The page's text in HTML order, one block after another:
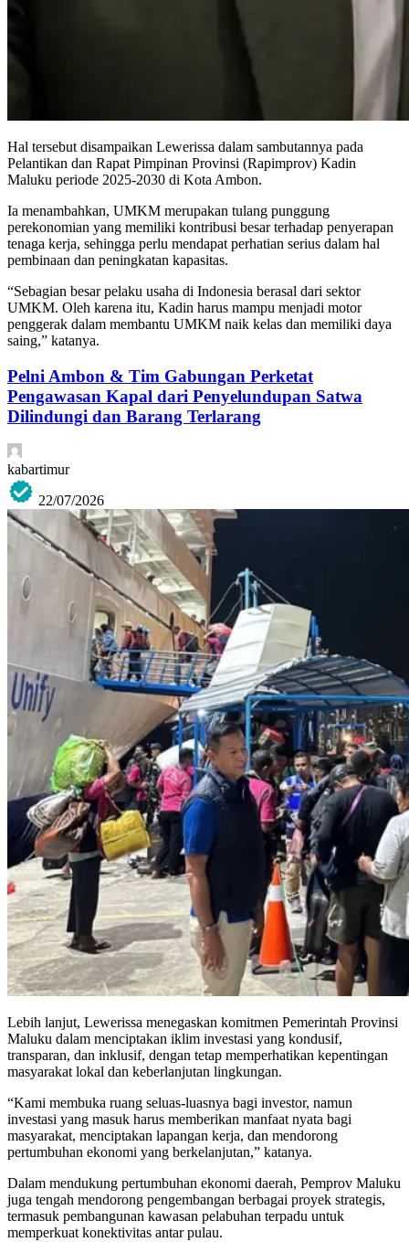
Hal tersebut disampaikan Lewerissa dalam sambutannya pada
Pelantikan dan Rapat Pimpinan Provinsi (Rapimprov) Kadin
Maluku periode 2025-2030 di Kota Ambon.
Ia menambahkan, UMKM merupakan tulang punggung
perekonomian yang memiliki kontribusi besar terhadap penyerapan
tenaga kerja, sehingga perlu mendapat perhatian serius dalam hal
pembinaan dan peningkatan kapasitas.
“Sebagian besar pelaku usaha di Indonesia berasal dari sektor
UMKM. Oleh karena itu, Kadin harus mampu menjadi motor
penggerak dalam membantu UMKM naik kelas dan memiliki daya
saing,” katanya.
Pelni Ambon & Tim Gabungan Perketat
Pengawasan Kapal dari Penyelundupan Satwa
Dilindungi dan Barang Terlarang
kabartimur
22/07/2026
Lebih lanjut, Lewerissa menegaskan komitmen Pemerintah Provinsi
Maluku dalam menciptakan iklim investasi yang kondusif,
transparan, dan inklusif, dengan tetap memperhatikan kepentingan
masyarakat lokal dan keberlanjutan lingkungan.
“Kami membuka ruang seluas-luasnya bagi investor, namun
investasi yang masuk harus memberikan manfaat nyata bagi
masyarakat, menciptakan lapangan kerja, dan mendorong
pertumbuhan ekonomi yang berkelanjutan,” katanya.
Dalam mendukung pertumbuhan ekonomi daerah, Pemprov Maluku
juga tengah mendorong pengembangan berbagai proyek strategis,
termasuk pembangunan kawasan pelabuhan terpadu untuk
memperkuat konektivitas antar pulau.